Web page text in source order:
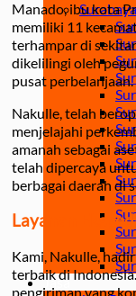
Surabaya
Jasa
Manado, ibu kota
memiliki 11
terhampar di
dikelilingi oleh
pusat perbelanjaan.
Nakulle, telah
menjelajahi
amanah sebagai
telah dipercaya
berbagai daerah di
Layanan
Kami, Nakulle,
terbaik di
pengiriman yang